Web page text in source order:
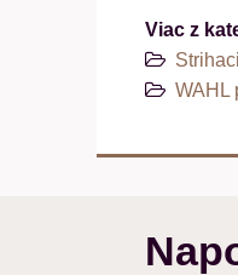
Viac z
WAHL